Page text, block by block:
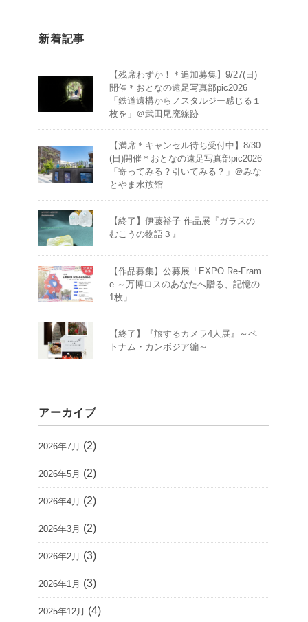
新着記事
【残席わずか！＊追加募集】9/27(日)
開催＊おとなの遠足写真部pic2026
「鉄道遺構からノスタルジー感じる１
枚を」＠武田尾廃線跡
【満席＊キャンセル待ち受付中】8/30
(日)開催＊おとなの遠足写真部pic2026
「寄ってみる？引いてみる？」＠みな
とやま水族館
【終了】伊藤裕子 作品展『ガラスの
むこうの物語３』
【作品募集】公募展「EXPO Re-Fram
e ～万博ロスのあなたへ贈る、記憶の
1枚」
【終了】『旅するカメラ4人展』～ベ
トナム・カンボジア編～
アーカイブ
2026年7月 (2)
2026年5月 (2)
2026年4月 (2)
2026年3月 (2)
2026年2月 (3)
2026年1月 (3)
2025年12月 (4)